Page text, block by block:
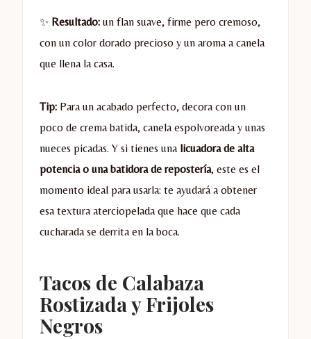
✨ Resultado: un flan suave, firme pero cremoso,
con un color dorado precioso y un aroma a canela
que llena la casa.
Tip: Para un acabado perfecto, decora con un
poco de crema batida, canela espolvoreada y unas
nueces picadas. Y si tienes una licuadora de alta
potencia o una batidora de repostería, este es el
momento ideal para usarla: te ayudará a obtener
esa textura aterciopelada que hace que cada
cucharada se derrita en la boca.
Tacos de Calabaza
Rostizada y Frijoles
Negros